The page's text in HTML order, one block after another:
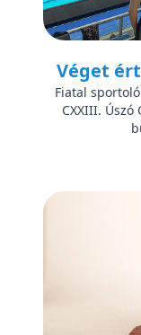
Véget
Fiatal
CXXIII.